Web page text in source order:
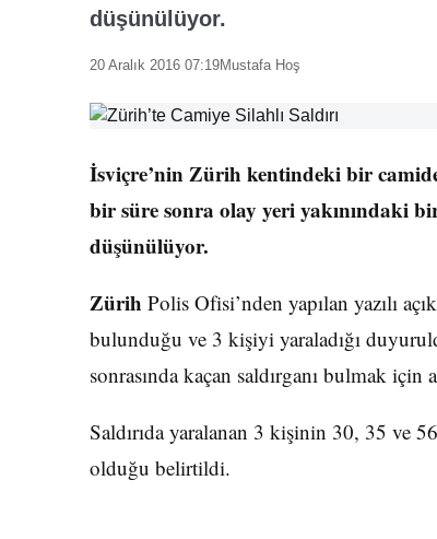
düşünülüyor.
20 Aralık 2016 07:19Mustafa Hoş
İsviçre’nin Zürih kentindeki bir
bir süre sonra olay yeri yakınındaki
düşünülüyor.
Zürih Polis Ofisi’nden yapılan yazılı
bulunduğu ve 3 kişiyi yaraladığı
sonrasında kaçan saldırganı bulmak için
Saldırıda yaralanan 3 kişinin 30, 35 ve
olduğu belirtildi.